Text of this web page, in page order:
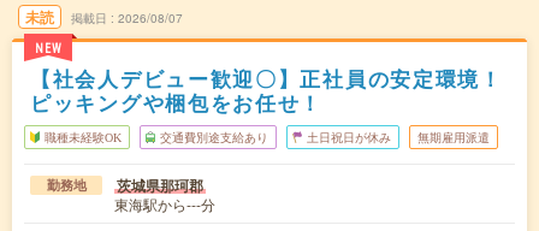
未読
NEW
掲載日 2026/08/07
【社会人デビュー歓迎〇】正社員の安定環境！
ピッキングや梱包をお任せ！
職種未経験OK 交通費別途支給あり 土日祝日が休み 無期雇用派遣
勤務地 茨城県那珂郡
東海駅から---分